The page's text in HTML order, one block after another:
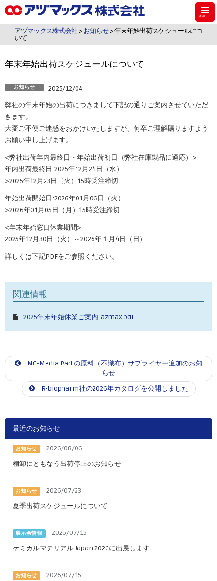
アヅマックスは、機能材料用のシラン・シリコーンなどのケミカル製品、食
品・飼料・環境・植物用の検査キットを販売しています。
アヅマックス株式会社>お知らせ> 年末年始出荷スケジュールにつ
いて
年末年始出荷スケジュールについて
お知らせ
2025/12/04
弊社の年末年始の出荷につきまして下記の通りご案内させていただ
きます。
大変ご不便ご迷惑をおかけいたしますが、何卒ご理解賜りますよう
お願い申し上げます。
<弊社出荷年内最終日・年始出荷初日（弊社在庫製品に適応）>
年内出荷最終日:2025年12月24日（水）
>2025年12月23日（火）15時受注締切
年始出荷開始日:2026年01月06日（火）
>2026年01月05日（月）15時受注締切
<年末年始窓口休業期間>
2025年12月30日（火）～2026年１月4日（日）
詳しくは下記PDFをご参照ください。
関連情報
2025年末年始休業ご案内-azmax.pdf
MC-Media Pad の原料（不織布）サプライヤー追加のお知
らせ
R-biopharm社の2026年カタログを公開しました
最近のお知らせ
お知らせ
2026/08/06
棚卸にともなう出荷停止のお知らせ
お知らせ
2026/07/23
夏季出荷スケジュールについて
展示会情報
2026/07/15
ケミカルマテリアル Japan 2026に出展します
お知らせ
2026/07/15